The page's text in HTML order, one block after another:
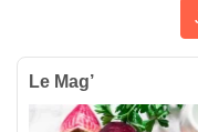
Le Mag’